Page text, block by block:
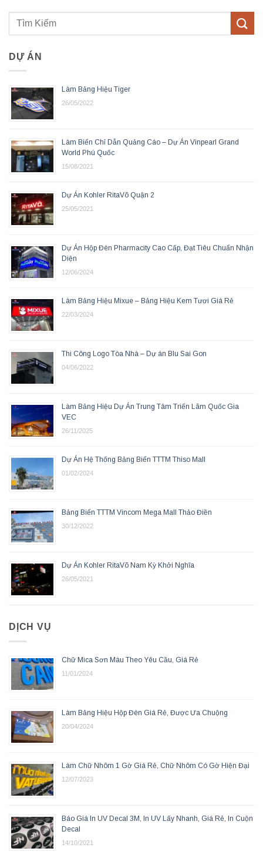
DỰ ÁN
Làm Bảng Hiệu Tiger
26/05/2022
Làm Biển Chỉ Dẫn Quảng Cáo – Dự Án Vinpearl Grand
World Phú Quốc
15/08/2021
Dự Án Kohler RitaVõ Quận 2
25/05/2021
Dự Án Hộp Đèn Pharmacity Cao Cấp, Đạt Tiêu Chuẩn Nhận
Diện
12/06/2024
Làm Bảng Hiệu Mixue – Bảng Hiệu Kem Tươi Giá Rẻ
22/03/2024
Thi Công Logo Tòa Nhà – Dự án Blu Sai Gon
04/06/2022
Làm Bảng Hiệu Dự Án Trung Tâm Triển Lãm Quốc Gia
VEC
26/11/2025
Dự Án Hệ Thống Bảng Biển TTTM Thiso Mall
01/02/2024
Bảng Biển TTTM Vincom Mega Mall Thảo Điền
30/12/2022
Dự Án Kohler RitaVõ Nam Kỳ Khởi Nghĩa
26/05/2021
DỊCH VỤ
Chữ Mica Sơn Màu Theo Yêu Cầu, Giá Rẻ
11/01/2024
Làm Bảng Hiệu Hộp Đèn Giá Rẻ, Được Ưa Chuộng
20/04/2024
Làm Chữ Nhôm 1 Gờ Giá Rẻ, Chữ Nhôm Có Gờ Hiện Đại
12/07/2023
Báo Giá In UV Decal 3M, In UV Lấy Nhanh, Giá Rẻ, In Cuộn
Decal
14/10/2021